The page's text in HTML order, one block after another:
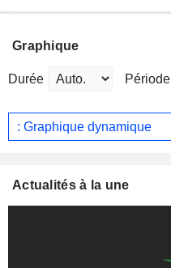
Graphique
Durée Période
: Graphique dynamique
Actualités à la une